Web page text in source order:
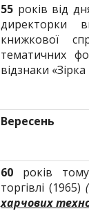
55 років від
директорки
книжкової
тематичних
відзнаки
Вересень
60 років
торгівлі (1965)
харчових